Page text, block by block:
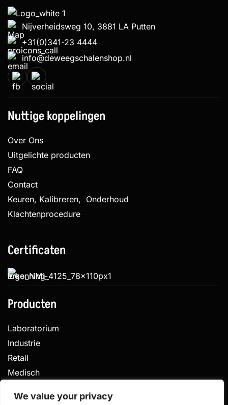
We value your privacy
Nijverheidsweg 10, 3881 LA Putten
+31(0)341-23 4444
info@deweegschalenshop.nl
Nuttige koppelingen
Over Ons
Uitgelichte producten
FAQ
Contact
Keuren, Kalibreren, Onderhoud
Klachtenprocedure
Certificaten
Producten
Laboratorium
Industrie
Retail
Medisch